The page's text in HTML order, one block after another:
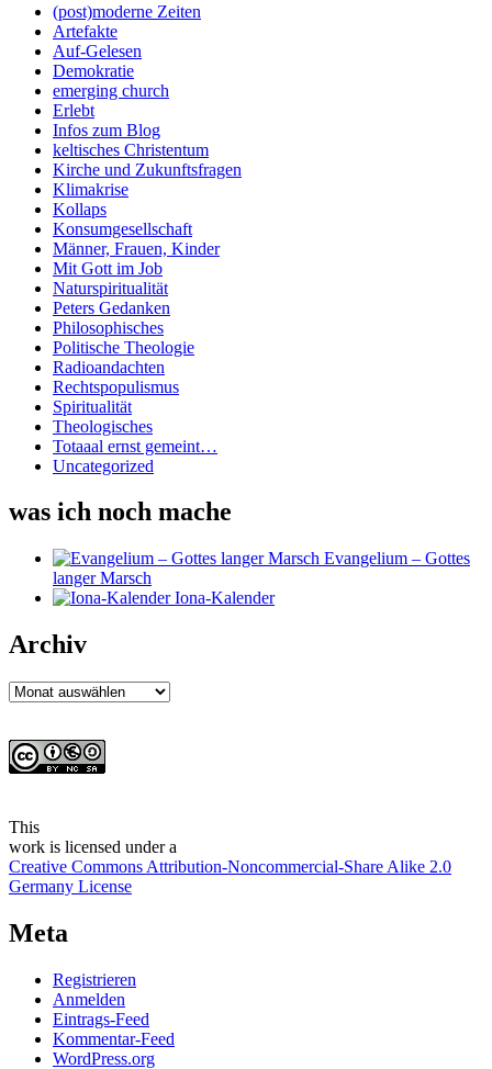
(post)moderne Zeiten
Artefakte
Auf-Gelesen
Demokratie
emerging church
Erlebt
Infos zum Blog
keltisches Christentum
Kirche und Zukunftsfragen
Klimakrise
Kollaps
Konsumgesellschaft
Männer, Frauen, Kinder
Mit Gott im Job
Naturspiritualität
Peters Gedanken
Philosophisches
Politische Theologie
Radioandachten
Rechtspopulismus
Spiritualität
Theologisches
Totaaal ernst gemeint…
Uncategorized
was ich noch mache
Evangelium – Gottes
langer Marsch
Iona-Kalender
Archiv
Archiv
This
work is licensed under a
Creative Commons Attribution-Noncommercial-Share Alike 2.0
Germany License
Meta
Registrieren
Anmelden
Eintrags-Feed
Kommentar-Feed
WordPress.org